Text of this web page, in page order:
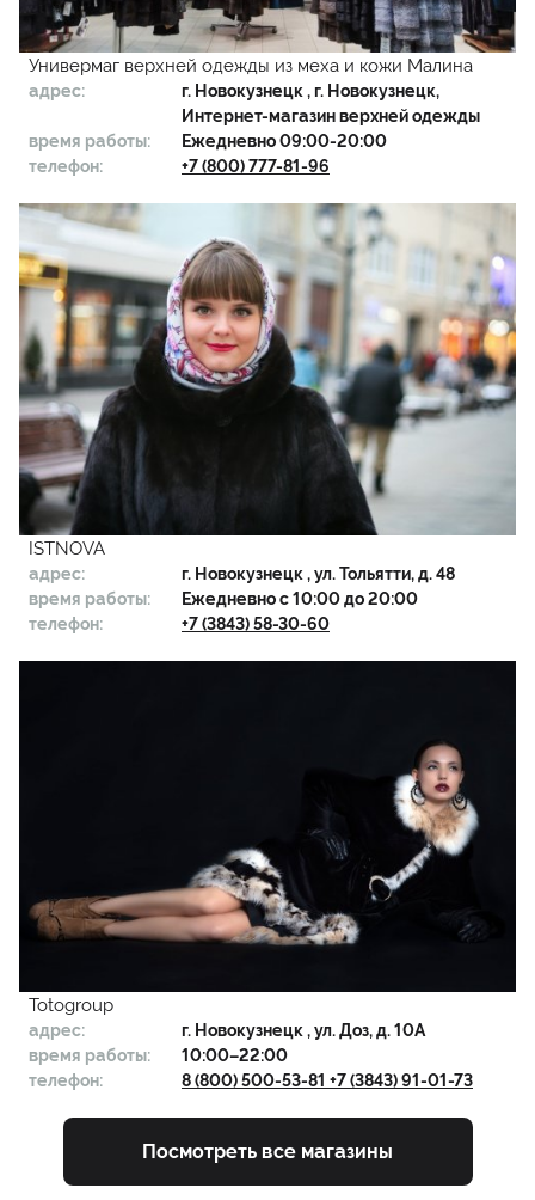
Универмаг верхней одежды из меха и кожи Малина
адрес: г. Новокузнецк, г. Новокузнецк,
Интернет-магазин верхней одежды
время работы:
Ежедневно 09:00-20:00
телефон:
+7 (800) 777-81-96
ISTNOVA
адрес: г. Новокузнецк, ул. Тольятти, д. 48
время работы:
Ежедневно с 10:00 до 20:00
телефон:
+7 (3843) 58-30-60
Totogroup
адрес: г. Новокузнецк, ул. Доз, д. 10А
время работы:
10:00–22:00
телефон:
8 (800) 500-53-81 +7 (3843) 91-01-73
Посмотреть все магазины